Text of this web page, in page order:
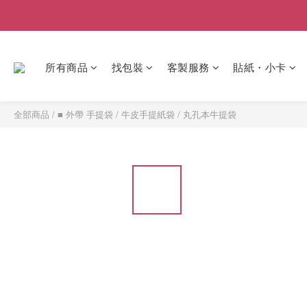
所有商品 找包裝 客製服務 貼紙・小卡
全部商品 / ■ 外帶 手提袋 / 牛皮手提紙袋 / 丸孔本牛提袋